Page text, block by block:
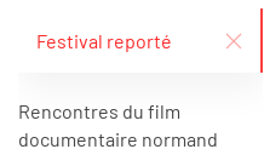
Festival reporté
Rencontres du film
documentaire normand